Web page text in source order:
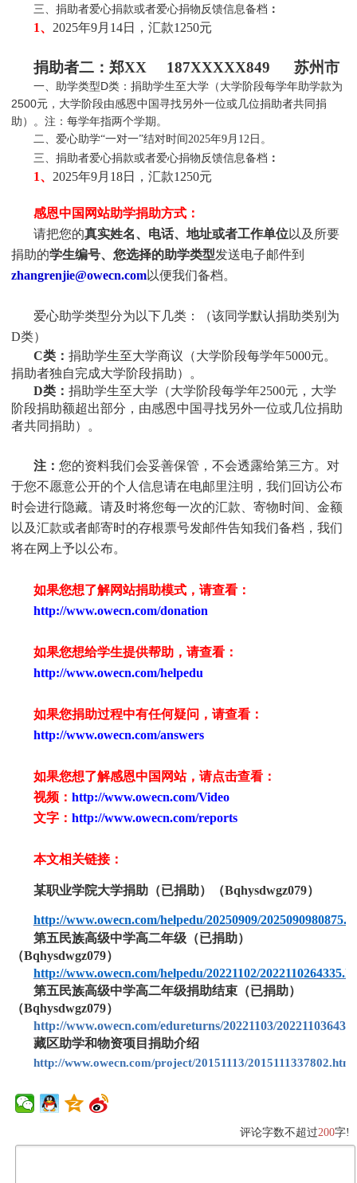
三、捐助者爱心捐款或者爱心捐物反馈信息备档 ：
1、 2025年9月14日，汇款1250元
捐助者二：郑XX 187XXXXX849 苏州市
一、助学类型D类：捐助学生至大学（大学阶段每学年助学款为
2500元，大学阶段由感恩中国寻找另外一位或几位捐助者共同捐
助）。注：每学年指两个学期。
二、爱心助学“一对一”结对时间2025年9月12日。
三、捐助者爱心捐款或者爱心捐物反馈信息备档 ：
1、 2025年9月18日，汇款1250元
感恩中国网站助学捐助方式：
请把您的真实姓名、电话、地址或者工作单位以及所要
捐助的学生编号、您选择的助学类型发送电子邮件到
zhangrenjie@owecn.com以便我们备档。
爱心助学类型分为以下几类：（该同学默认捐助类别为
D类）
C类： 捐助学生至大学商议（大学阶段每学年5000元。
捐助者独自完成大学阶段捐助）。
D类： 捐助学生至大学（大学阶段每学年2500元，大学
阶段捐助额超出部分，由感恩中国寻找另外一位或几位捐助
者共同捐助）。
注： 您的资料我们会妥善保管，不会透露给第三方。对
于您不愿意公开的个人信息请在电邮里注明，我们回访公布
时会进行隐藏。请及时将您每一次的汇款、寄物时间、金额
以及汇款或者邮寄时的存根票号发邮件告知我们备档，我们
将在网上予以公布。
如果您想了解网站捐助模式，请查看：
http://www.owecn.com/donation
如果您想给学生提供帮助，请查看：
http://www.owecn.com/helpedu
如果您捐助过程中有任何疑问，请查看：
http://www.owecn.com/answers
如果您想了解感恩中国网站，请点击查看：
视频： http://www.owecn.com/Video
文字： http://www.owecn.com/reports
本文相关链接：
某职业学院大学捐助（已捐助）（Bqhysdwgz079）
http://www.owecn.com/helpedu/20250909/
第五民族高级中学高二年级（已捐助）
（Bqhysdwgz079）
http://www.owecn.com/helpedu/20221102/
第五民族高级中学高二年级捐助结束（已捐助）
（Bqhysdwgz079）
http://www.owecn.com/edureturns/20221103/
藏区助学和物资项目捐助介绍
http://www.owecn.com/project/20151113/2015111337802.html
评论字数不超过200字!